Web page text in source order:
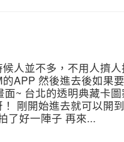
人並不多，不用人擠
APP 然後進去後如果
~ 台北的透明典藏卡
剛開始進去就可以開
了好一陣子 再來...